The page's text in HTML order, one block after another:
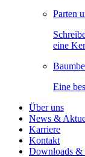
Parten
eine
Eine
Über uns
News &
Karriere
Kontakt
Downloads &